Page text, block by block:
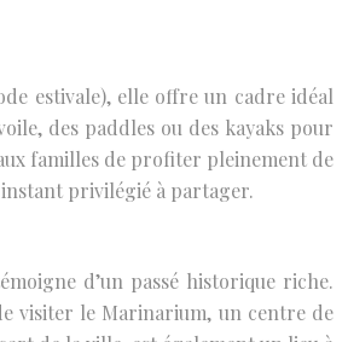
estivale), elle offre un cadre idéal
des paddles ou des kayaks pour
familles de profiter pleinement de
privilégié à partager.
d’un passé historique riche.
visiter le Marinarium, un centre de